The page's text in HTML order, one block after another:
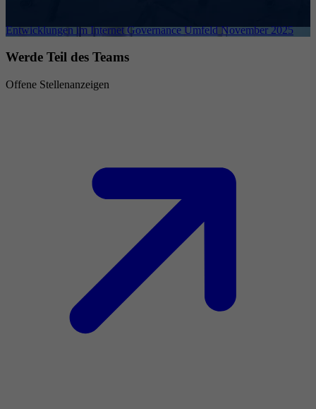
Entwicklungen im Internet Governance Umfeld November 2025
Werde Teil des Teams
Offene Stellenanzeigen